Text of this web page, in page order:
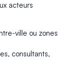
acteurs
ville ou zones
consultants,